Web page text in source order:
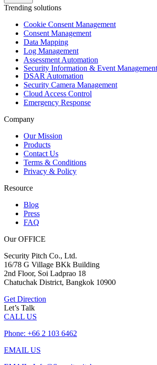
Trending solutions
Cookie Consent Management
Consent Management
Data Mapping
Log Management
Assessment Automation
Security Information & Event
DSAR Automation
Security Camera Management
Cloud Access Control
Emergency Response
Company
Our Mission
Products
Contact Us
Terms & Conditions
Privacy & Policy
Resource
Blog
Press
FAQ
Our OFFICE
Security Pitch Co., Ltd.
16/78 G Village BKk Building
2nd Floor, Soi Ladprao 18
Chatuchak District, Bangkok 10900
Get Direction
Let’s Talk
CALL US
Phone: +66 2 103 6462
EMAIL US